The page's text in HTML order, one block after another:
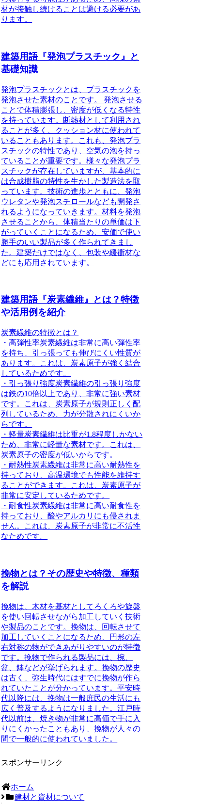
材が接触し続けることは避ける必要があ
ります。
建築用語『発泡プラスチック』と
基礎知識
発泡プラスチックとは、プラスチックを
発泡させた素材のことです。
発泡させる
ことで体積膨張し、密度が低くなる特性
を持っています。断熱材として利用され
ることが多く、クッション材に使われて
いることもあります。これも、発泡プラ
スチックの特性であり、空気の泡を持っ
ていることが重要です。様々な発泡プラ
スチックが存在していますが、基本的に
は合成樹脂の特性を生かした製造法を取
っています。技術の進歩とともに、発泡
ウレタンや発泡スチロールなども開発さ
れるようになっていきます。材料を発泡
させることから、体積当たりの単価は下
がっていくことになるため、安価で使い
勝手のいい製品が多く作られてきまし
た。建築だけではなく、包装や緩衝材な
どにも応用されています。
建築用語『炭素繊維』とは？特徴
や活用例を紹介
炭素繊維の特徴とは？
・高弾性率炭素繊維は非常に高い弾性率
を持ち、引っ張っても伸びにくい性質が
あります。これは、炭素原子が強く結合
しているためです。
・引っ張り強度炭素繊維の引っ張り強度
は鉄の10倍以上であり、非常に強い素材
です。これは、炭素原子が規則正しく配
列しているため、力が分散されにくいか
らです。
・軽量炭素繊維は比重が1.8程度しかない
ため、非常に軽量な素材です。これは、
炭素原子の密度が低いからです。
・耐熱性炭素繊維は非常に高い耐熱性を
持っており、高温環境でも性能を維持す
ることができます。これは、炭素原子が
非常に安定しているためです。
・耐食性炭素繊維は非常に高い耐食性を
持っており、酸やアルカリにも侵されま
せん。これは、炭素原子が非常に不活性
なためです。
挽物とは？その歴史や特徴、種類
を解説
挽物は、木材を基材としてろくろや旋盤
を使い回転させながら加工していく技術
や製品のことです。挽物は、回転させて
加工していくことになるため、円形の左
右対称の物ができあがりやすいのが特徴
です。挽物で作られる製品には、椀、
盆、鉢などが挙げられます。挽物の歴史
は古く、弥生時代にはすでに挽物が作ら
れていたことが分かっています。平安時
代以降には、挽物は一般庶民の生活にも
広く普及するようになりました。江戸時
代以前は、焼き物が非常に高価で手に入
りにくかったこともあり、挽物が人々の
間で一般的に使われていました。
スポンサーリンク
ホーム
建材と資材について